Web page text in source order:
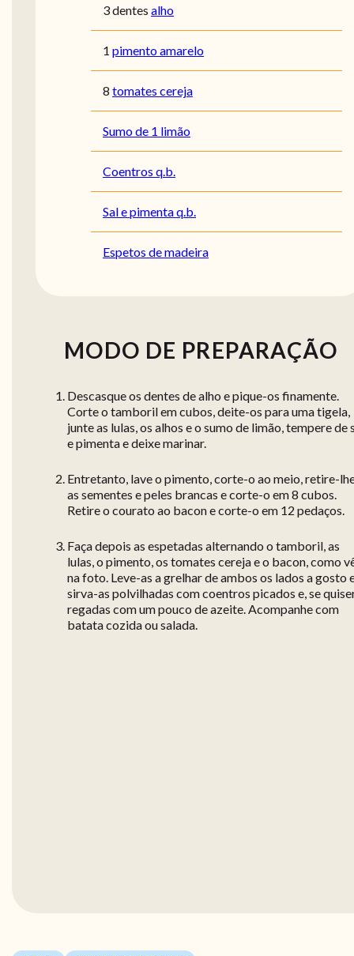
3 dentes alho
1 pimento amarelo
8 tomates cereja
Sumo de 1 limão
Coentros q.b.
Sal e pimenta q.b.
Espetos de madeira
MODO DE PREPARAÇÃO
Descasque os dentes de alho e pique-os finamente.
Corte o tamboril em cubos, deite-os para uma tigela,
junte as lulas, os alhos e o sumo de limão, tempere de
e pimenta e deixe marinar.
Entretanto, lave o pimento, corte-o ao meio, retire-
as sementes e peles brancas e corte-o em 8 cubos.
Retire o courato ao bacon e corte-o em 12 pedaços.
Faça depois as espetadas alternando o tamboril, as
lulas, o pimento, os tomates cereja e o bacon, como
na foto. Leve-as a grelhar de ambos os lados a gosto
sirva-as polvilhadas com coentros picados e, se
regadas com um pouco de azeite. Acompanhe com
batata cozida ou salada.